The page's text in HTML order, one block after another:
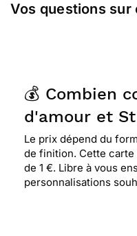
Vos questions sur
💰 Combien
d'amour et
Le prix dépend du
de finition. Cette
de 1 €. Libre à vous
personnalisations